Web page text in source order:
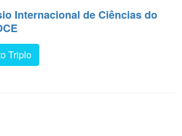
Internacional de Ciências do
Triplo